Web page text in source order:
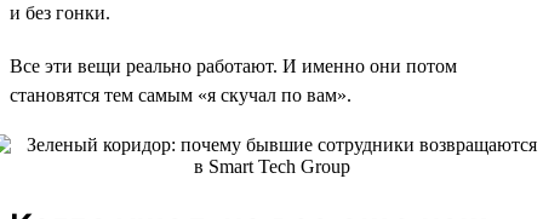
и без гонки.
Все эти вещи реально работают. И именно они потом
становятся тем самым «я скучал по вам».